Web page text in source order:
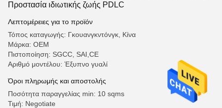
Προστασία ιδιωτικής ζωής PDLC
Λεπτομέρειες για το προϊόν
Τόπος καταγωγής: Γκουανγκντόνγκ, Κίνα
Μάρκα: OEM
Πιστοποίηση: SGCC, SAI,CE
Αριθμό μοντέλου: Έξυπνο γυαλί
Όροι πληρωμής και αποστολής
Ποσότητα παραγγελίας min: 10 sqms
Τιμή: Negotiate